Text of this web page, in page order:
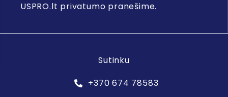
USPRO.lt privatumo pranešime.
Sutinku
+370 674 78583
HAIER MULTI SPLIT
€799.00
PLAČIAU